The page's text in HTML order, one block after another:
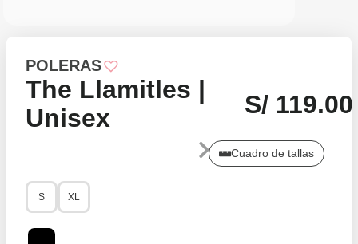
POLERAS
The Llamitles |
Unisex
S/ 119.00
Cuadro de tallas
S XL